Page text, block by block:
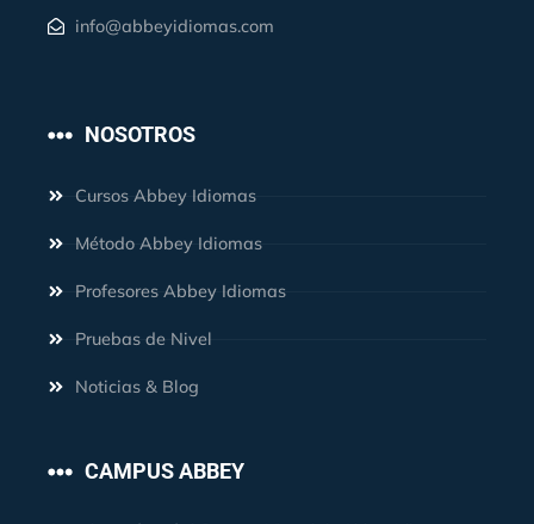
info@abbeyidiomas.com
NOSOTROS
Cursos Abbey Idiomas
Método Abbey Idiomas
Profesores Abbey Idiomas
Pruebas de Nivel
Noticias & Blog
CAMPUS ABBEY